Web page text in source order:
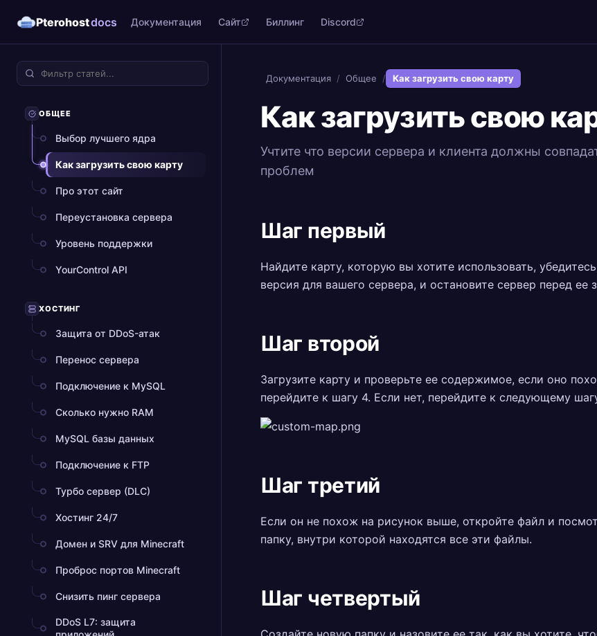
Pterohostdocs Документация Сайт Биллинг Discord
ОБЩЕЕ
Выбор лучшего ядра
Как загрузить свою карту
Про этот сайт
Переустановка сервера
Уровень поддержки
YourControl API
ХОСТИНГ
Защита от DDoS-атак
Перенос сервера
Подключение к MySQL
Сколько нужно RAM
MySQL базы данных
Подключение к FTP
Турбо сервер (DLC)
Хостинг 24/7
Домен и SRV для Minecraft
Проброс портов Minecraft
Снизить пинг сервера
DDoS L7: защита
Документация / Общее / Как загрузить свою карту
Как загрузить свою
Учтите что версии сервера и клиента должны
проблем
Шаг первый
Найдите карту, которую вы хотите использовать,
версия для вашего сервера, и остановите сервер перед ее
Шаг второй
Загрузите карту и проверьте ее содержимое, если оно
перейдите к шагу 4. Если нет, перейдите к следующему
Шаг третий
Если он не похож на рисунок выше, откройте файл и
папку, внутри которой находятся все эти файлы.
Шаг четвертый